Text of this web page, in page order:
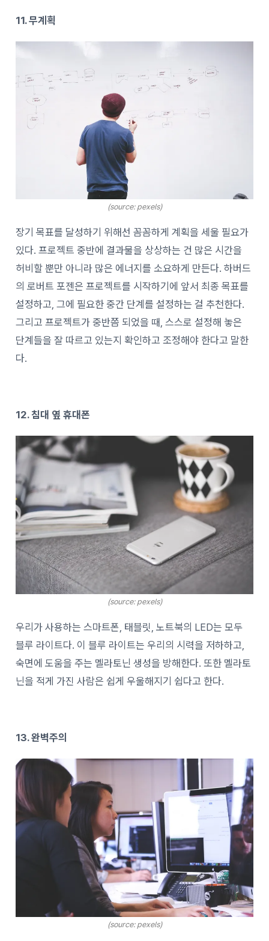
11. 무계획
(source: pexels)
장기 목표를 달성하기 위해선 꼼꼼하게 계획을 세울 필요가
있다. 프로젝트 중반에 결과물을 상상하는 건 많은 시간을
허비할 뿐만 아니라 많은 에너지를 소요하게 만든다.하버드
의 로버트 포젠은 프로젝트를 시작하기에 앞서 최종 목표를
설정하고, 그에 필요한 중간 단계를 설정하는 걸 추천한다.
그리고 프로젝트가 중반쯤 되었을 때, 스스로 설정해 놓은
단계들을 잘 따르고 있는지 확인하고 조정해야 한다고 말한
다.
12. 침대 옆 휴대폰
(source: pexels)
우리가 사용하는 스마트폰, 태블릿, 노트북의 LED는 모두
블루 라이트다. 이 블루 라이트는 우리의 시력을 저하하고,
숙면에 도움을 주는 멜라토닌 생성을 방해한다. 또한 멜라토
닌을 적게 가진 사람은 쉽게 우울해지기 쉽다고 한다.
13. 완벽주의
(source: pexels)